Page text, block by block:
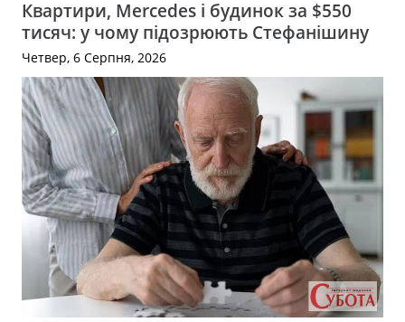
Квартири, Mercedes і будинок за $550
тисяч: у чому підозрюють Стефанішину
Четвер, 6 Серпня, 2026